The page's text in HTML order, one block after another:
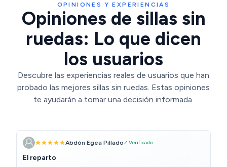
OPINIONES Y EXPERIENCIAS
Opiniones de sillas sin
ruedas: Lo que dicen
los usuarios
Descubre las experiencias reales de usuarios que han
probado las mejores sillas sin ruedas. Estas opiniones
te ayudarán a tomar una decisión informada.
Abdón Egea Pillado✓ Verificado
El reparto